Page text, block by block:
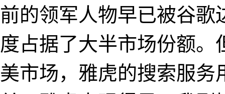
前的领军人物早已被谷
度占据了大半市场份额
美市场，雅虎的搜索服